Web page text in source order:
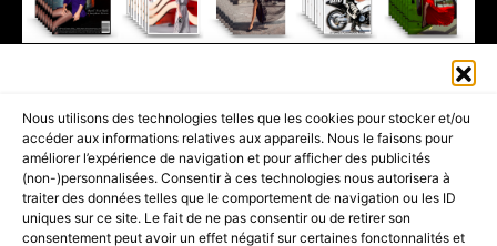
Nous utilisons des technologies telles que les cookies pour stocker et/ou
accéder aux informations relatives aux appareils. Nous le faisons pour
améliorer l’expérience de navigation et pour afficher des publicités
(non-)personnalisées. Consentir à ces technologies nous autorisera à
traiter des données telles que le comportement de navigation ou les ID
uniques sur ce site. Le fait de ne pas consentir ou de retirer son
consentement peut avoir un effet négatif sur certaines fonctonnalités et
PART OF THEAMILCAR MAGAZINE GROUP.EDITOR - ADVERTISING
AGENCE MEDIANE.
ACCUEIL BEST OF LUXE
35 MAGAZINES
SHOPPING & CONCIERGERIE
Voyages Contact